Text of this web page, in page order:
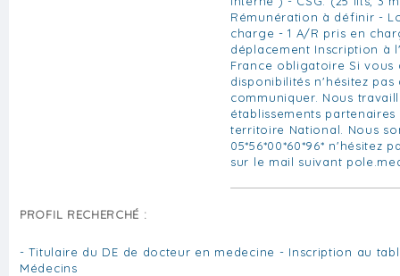
Rémunération à définir -
charge - 1 A/R pris en
déplacement Inscription à
France obligatoire Si vous
disponibilités n'hésitez pas
communiquer. Nous
établissements
territoire National. Nous
05*56*00*60*96* n'hésitez
sur le mail suivant
PROFIL RECHERCHÉ :
- Titulaire du DE de docteur en medecine - Inscription au
Médecins